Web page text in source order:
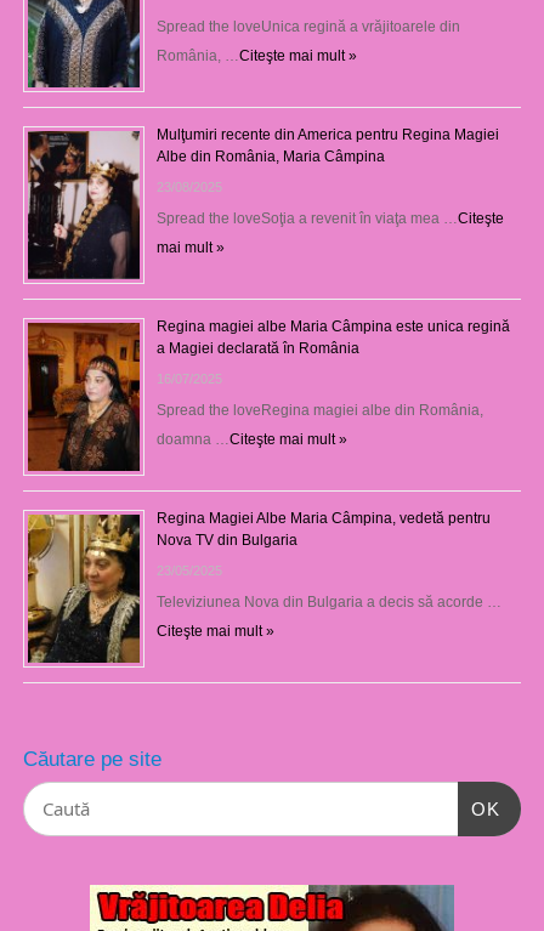
Spread the loveUnica regină a vrăjitoarele din
România, …Citeşte mai mult »
Mulţumiri recente din America pentru Regina Magiei
Albe din România, Maria Câmpina
23/08/2025
Spread the loveSoţia a revenit în viaţa mea …Citeşte
mai mult »
Regina magiei albe Maria Câmpina este unica regină
a Magiei declarată în România
16/07/2025
Spread the loveRegina magiei albe din România,
doamna …Citeşte mai mult »
Regina Magiei Albe Maria Câmpina, vedetă pentru
Nova TV din Bulgaria
23/05/2025
Televiziunea Nova din Bulgaria a decis să acorde …
Citeşte mai mult »
Căutare pe site
OK